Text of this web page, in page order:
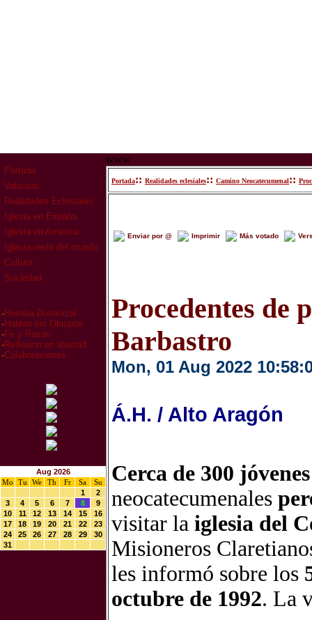
Portada
Vaticano
Realidades Eclesiales
Iglesia en España
Iglesia en América
Iglesia resto del mundo
Cultura
Sociedad
· Homilia Dominical
· Hablan los Obispos
· Fe y Razón
· Reflexion en libertad
·Colaboraciones
Aug 2026
Mo
Tu We Th Fr Sa
Su
1
2
3
4 5 6 7 8
9
10
11 12 13 14 15
16
17
18 19 20 21 22
23
24
25 26 27 28 29
30
31
www
Portada:: Realidades eclesiales:: Camino Neocatecumenal::
Enviar por @ Imprimir Más votado
Procedentes de
Barbastro
Mon, 01 Aug 2022
Á.H. / Alto Aragón
Cerca de 300
neocatecumenales
visitar la iglesia del
Misioneros
les informó sobre los
octubre de 1992. La